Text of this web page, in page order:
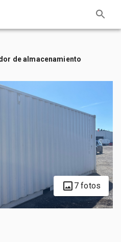
de almacenamiento
7 fotos